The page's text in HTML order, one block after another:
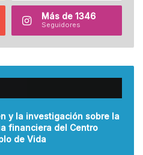
Más de 1346
Seguidores
y la investigación sobre la
financiera del Centro
de Vida